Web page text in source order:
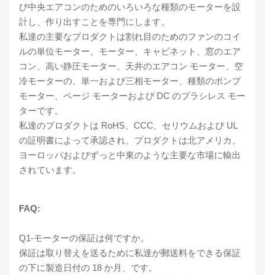
び中央エアコンのためのいろいろな種類のモーターを設
計し、作り出すことを専門にします。
私達の主要なプロダクトは割れ目のためのファンのコイ
ルの単位モーター、モーター、キャビネット、窓のエア
コン、高い静圧モーター、天井のエアコン モーター、空
冷モーターの、単一および三相モーター、種類のポンプ
モーター、ページ モーターおよび DC のブラシレス モー
ターです。
私達のプロダクトは RoHS、CCC、セリウムおよび UL
の証明書によって承認され、プロダクトは北アメリカ、
ヨーロッパおよびずっと中東のような主要な市場に輸出
されています。
FAQ:
Q1-モーターの保証は何ですか。
保証は取り替えを送るために私達が郵送料をできる保証
の下に製造日付の 18 か月、です。